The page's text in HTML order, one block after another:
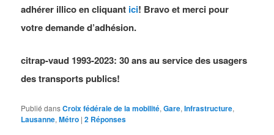
adhérer illico en cliquant ici! Bravo et merci pour
votre demande d’adhésion.
citrap-vaud 1993-2023: 30 ans au service des usagers
des transports publics!
Publié dansCroix fédérale de la mobilité,Gare,Infrastructure,
Lausanne,Métro |2 Réponses